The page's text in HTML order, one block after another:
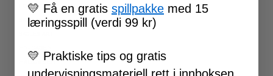
FOTBALL-VM
SKOLESLUTT
HALLOWEEN
💛 Få en gratis spillpakke med 15
læringsspill (verdi 99 kr)
💛 Praktiske tips og gratis